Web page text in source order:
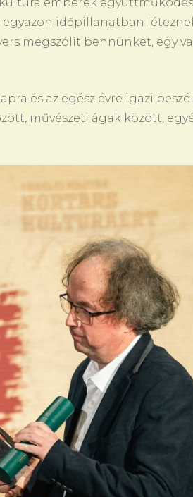
időpillanatban
megszólít bennünket, egy
és az egész évre igazi
művészeti ágak között,